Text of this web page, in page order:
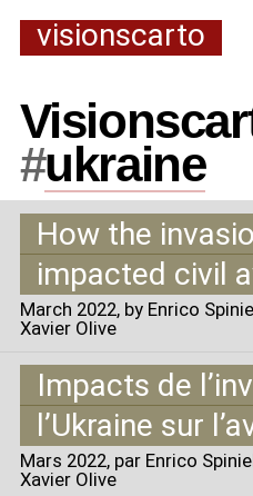
visionscarto
#ukraine
How the
impacted civil
March 2022, by Enrico
Xavier Olive
Impacts de
l’Ukraine sur
Mars 2022, par Enrico
Xavier Olive